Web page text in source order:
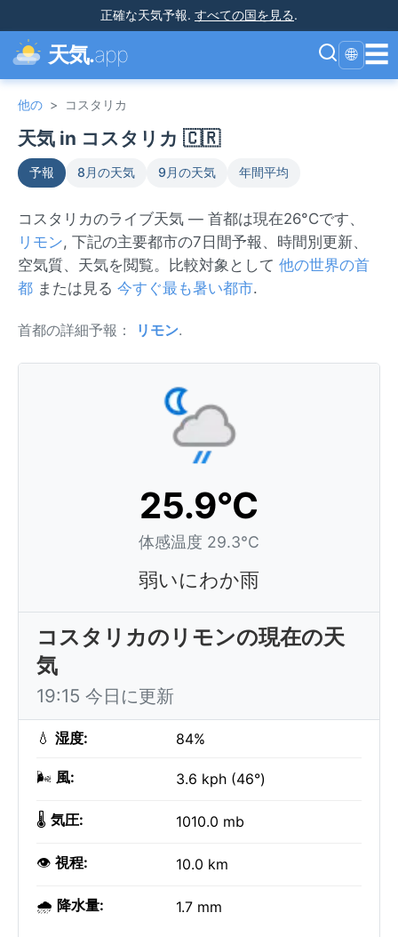
正確な天気予報. すべての国を見る.
天気.app 🌐 ☰
他の > コスタリカ
天気 in コスタリカ 🇨🇷
予報 8月の天気 9月の天気 年間平均
コスタリカのライブ天気 — 首都は現在26°Cです、
リモン, 下記の主要都市の7日間予報、時間別更新、
空気質、天気を閲覧。比較対象として 他の世界の首
都 または見る 今すぐ最も暑い都市.
首都の詳細予報： リモン.
25.9°C
体感温度 29.3°C
弱いにわか雨
コスタリカのリモンの現在の天
気
19:15 今日に更新
💧 湿度: 84%
🌬️ 風: 3.6 kph (46°)
🌡️ 気圧: 1010.0 mb
👁️ 視程: 10.0 km
🌧️ 降水量: 1.7 mm